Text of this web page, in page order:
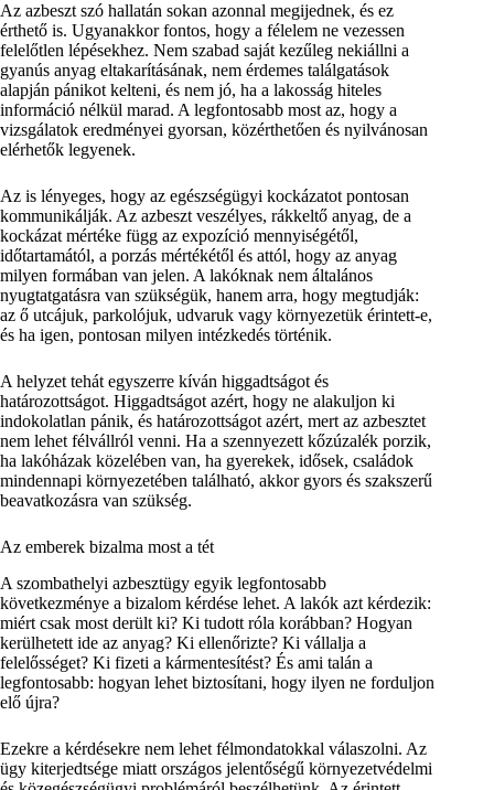
Az azbeszt szó hallatán sokan azonnal megijednek, és ez
érthető is. Ugyanakkor fontos, hogy a félelem ne vezessen
felelőtlen lépésekhez. Nem szabad saját kezűleg nekiállni a
gyanús anyag eltakarításának, nem érdemes találgatások
alapján pánikot kelteni, és nem jó, ha a lakosság hiteles
információ nélkül marad. A legfontosabb most az, hogy a
vizsgálatok eredményei gyorsan, közérthetően és nyilvánosan
elérhetők legyenek.
Az is lényeges, hogy az egészségügyi kockázatot pontosan
kommunikálják. Az azbeszt veszélyes, rákkeltő anyag, de a
kockázat mértéke függ az expozíció mennyiségétől,
időtartamától, a porzás mértékétől és attól, hogy az anyag
milyen formában van jelen. A lakóknak nem általános
nyugtatgatásra van szükségük, hanem arra, hogy megtudják:
az ő utcájuk, parkolójuk, udvaruk vagy környezetük érintett-e,
és ha igen, pontosan milyen intézkedés történik.
A helyzet tehát egyszerre kíván higgadtságot és
határozottságot. Higgadtságot azért, hogy ne alakuljon ki
indokolatlan pánik, és határozottságot azért, mert az azbesztet
nem lehet félvállról venni. Ha a szennyezett kőzúzalék porzik,
ha lakóházak közelében van, ha gyerekek, idősek, családok
mindennapi környezetében található, akkor gyors és szakszerű
beavatkozásra van szükség.
Az emberek bizalma most a tét
A szombathelyi azbesztügy egyik legfontosabb
következménye a bizalom kérdése lehet. A lakók azt kérdezik:
miért csak most derült ki? Ki tudott róla korábban? Hogyan
kerülhetett ide az anyag? Ki ellenőrizte? Ki vállalja a
felelősséget? Ki fizeti a kármentesítést? És ami talán a
legfontosabb: hogyan lehet biztosítani, hogy ilyen ne forduljon
elő újra?
Ezekre a kérdésekre nem lehet félmondatokkal válaszolni. Az
ügy kiterjedtsége miatt országos jelentőségű környezetvédelmi